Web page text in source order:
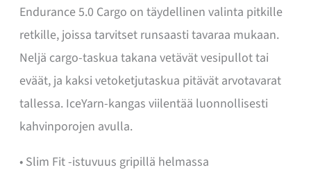
Endurance 5.0 Cargo on täydellinen valinta pitkille
retkille, joissa tarvitset runsaasti tavaraa mukaan.
Neljä cargo-taskua takana vetävät vesipullot tai
eväät, ja kaksi vetoketjutaskua pitävät arvotavarat
tallessa. IceYarn-kangas viilentää luonnollisesti
kahvinporojen avulla.
• Slim Fit -istuvuus gripillä helmassa